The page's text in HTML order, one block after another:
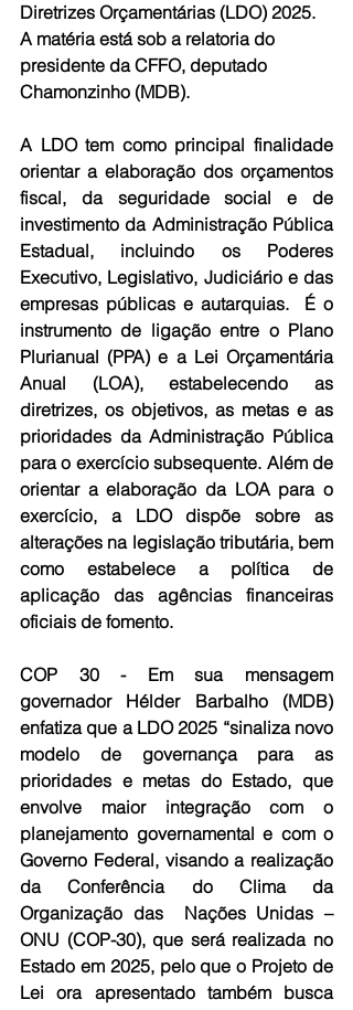
Diretrizes Orçamentárias (LDO) 2025.
A matéria está sob a relatoria do
presidente da CFFO, deputado
Chamonzinho (MDB).
A LDO tem como principal finalidade
orientar a elaboração dos orçamentos
fiscal, da seguridade social e de
investimento da Administração Pública
Estadual, incluindo os Poderes
Executivo, Legislativo, Judiciário e das
empresas públicas e autarquias. É o
instrumento de ligação entre o Plano
Plurianual (PPA) e a Lei Orçamentária
Anual (LOA), estabelecendo as
diretrizes, os objetivos, as metas e as
prioridades da Administração Pública
para o exercício subsequente. Além de
orientar a elaboração da LOA para o
exercício, a LDO dispõe sobre as
alterações na legislação tributária, bem
como estabelece a política de
aplicação das agências financeiras
oficiais de fomento.
COP 30 - Em sua mensagem
governador Hélder Barbalho (MDB)
enfatiza que a LDO 2025 “sinaliza novo
modelo de governança para as
prioridades e metas do Estado, que
envolve maior integração com o
planejamento governamental e com o
Governo Federal, visando a realização
da Conferência do Clima da
Organização das  Nações Unidas –
ONU (COP-30), que será realizada no
Estado em 2025, pelo que o Projeto de
Lei ora apresentado também busca